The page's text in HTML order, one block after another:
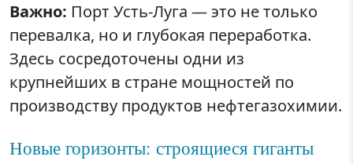
Важно: Порт Усть-Луга — это не только
перевалка, но и глубокая переработка.
Здесь сосредоточены одни из
крупнейших в стране мощностей по
производству продуктов нефтегазохимии.
Новые горизонты: строящиеся гиганты